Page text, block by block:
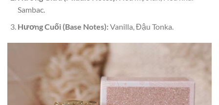
Sambac.
Hương Cuối (Base Notes):Vanilla, Đậu Tonka.